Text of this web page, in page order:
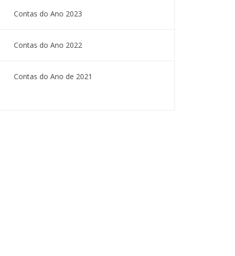
Contas do Ano 2023
Contas do Ano 2022
Contas do Ano de 2021